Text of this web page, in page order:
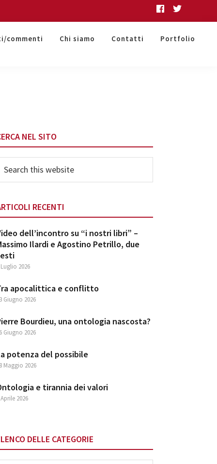
commenti Chi siamo Contatti Portfolio
NEL SITO
this
RECENTI
dell’incontro su “i nostri libri” –
Ilardi e Agostino Petrillo, due
2026
apocalittica e conflitto
Giugno 2026
Bourdieu, una ontologia nascosta?
Giugno 2026
potenza del possibile
Maggio 2026
e tirannia dei valori
2026
DELLE CATEGORIE